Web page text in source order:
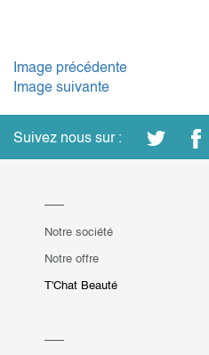
Image précédente
Image suivante
Suivez nous sur :
Notre société
Notre offre
T'Chat Beauté